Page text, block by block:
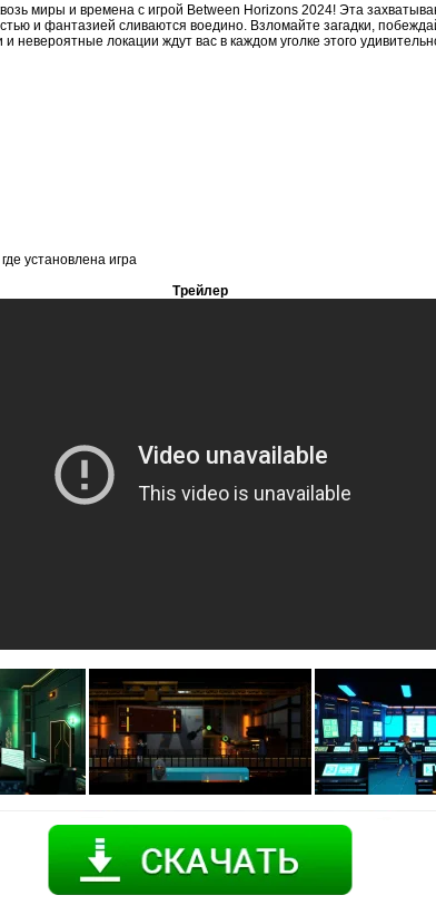
миры и времена с игрой Between Horizons 2024! Эта
и фантазией сливаются воедино. Взломайте загадки,
локации ждут вас в каждом уголке этого
установлена игра
Трейлер